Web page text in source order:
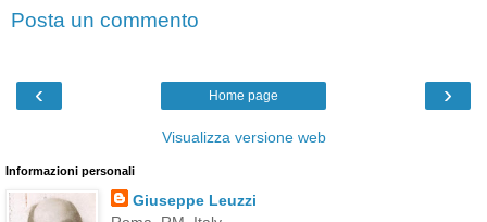
Posta un commento
‹ ›
Home page
Visualizza versione web
Informazioni personali
Giuseppe Leuzzi